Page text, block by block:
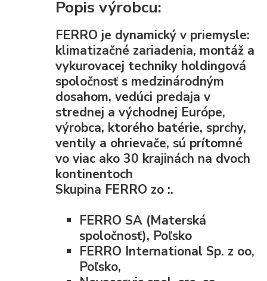
Popis výrobcu:
FERRO je dynamický v priemysle:
klimatizačné zariadenia, montáž a
vykurovacej techniky holdingová
spoločnosť s medzinárodným
dosahom, vedúci predaja v
strednej a východnej Európe,
výrobca, ktorého batérie, sprchy,
ventily a ohrievače, sú prítomné
vo viac ako 30 krajinách na dvoch
kontinentoch
Skupina FERRO zo :.
FERRO SA (Materská
spoločnosť), Poľsko
FERRO International Sp. z oo,
Poľsko,